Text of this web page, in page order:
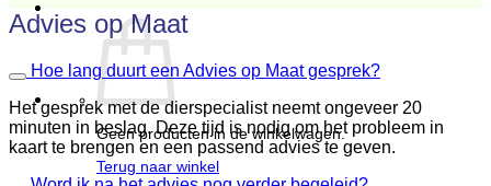
Geen producten in de winkelwagen.
Terug naar winkel
Advies op Maat
Hoe lang duurt een Advies op Maat gesprek?
Het gesprek met de dierspecialist neemt ongeveer 20
minuten in beslag. Deze tijd is nodig om het probleem in
kaart te brengen en een passend advies te geven.